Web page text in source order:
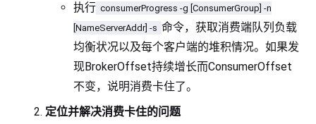
执行 consumerProgress -g [ConsumerGroup] -n
[NameServerAddr] -s 命令，获取消费端队列负载
均衡状况以及每个客户端的堆积情况。如果发
现BrokerOffset持续增长而ConsumerOffset
不变，说明消费卡住了。
定位并解决消费卡住的问题